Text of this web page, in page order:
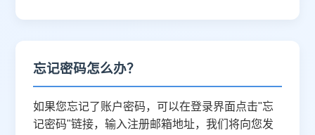
忘记密码怎么办？
如果您忘记了账户密码，可以在登录界面点击"忘
记密码"链接，输入注册邮箱地址，我们将向您发